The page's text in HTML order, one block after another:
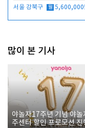
서울 강북구 월 5,600,000
많이 본 기사
야놀자17주년 기념 야놀
주센터 할인 프로모션 진